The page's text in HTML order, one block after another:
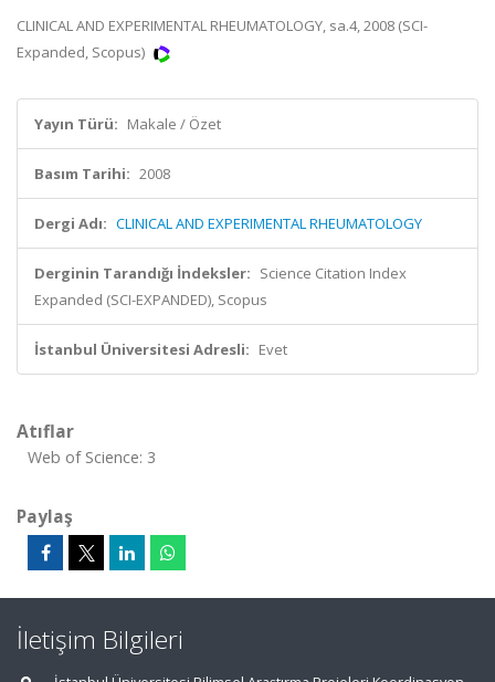
CLINICAL AND EXPERIMENTAL RHEUMATOLOGY, sa.4, 2008 (SCI-
Expanded, Scopus)
Yayın Türü: Makale / Özet
Basım Tarihi: 2008
Dergi Adı: CLINICAL AND EXPERIMENTAL RHEUMATOLOGY
Derginin Tarandığı İndeksler: Science Citation Index
Expanded (SCI-EXPANDED), Scopus
İstanbul Üniversitesi Adresli: Evet
Atıflar
Web of Science: 3
Paylaş
İletişim Bilgileri